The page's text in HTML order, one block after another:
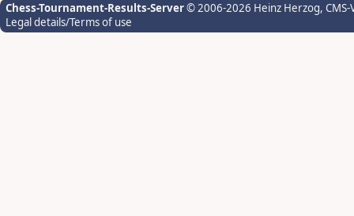
Chess-Tournament-Results-Server© 2006-2026 Heinz Herzog,
Legal details/Terms of use